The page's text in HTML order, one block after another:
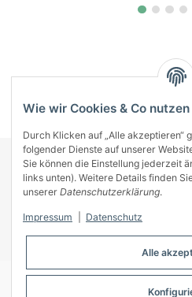
KONTAKT
INFORMATIONEN
ZAHLUNGSARTEN
Wie wir Cookies & Co nutzen
Durch Klicken auf „Alle akzeptieren“
folgender Dienste auf unserer
Sie können die Einstellung jederzeit
links unten). Weitere Details finden
unserer Datenschutzerklärung.
Impressum Datenschutz
Alle